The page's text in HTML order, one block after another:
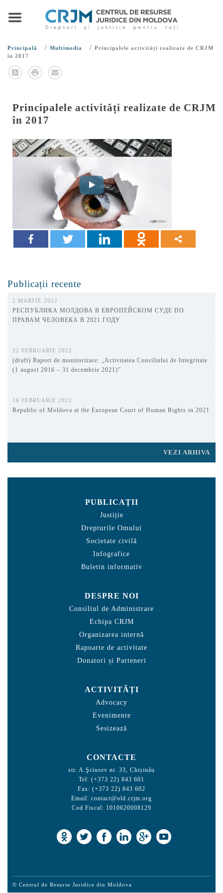
Principală / Multimedia / Principalele activități realizate de CRJM
în 2017
Principalele activități realizate de CRJM
în 2017
Publicații recente
2 MARTIE 2022
РЕСПУБЛИКА МОЛДОВА В ЕВРОПЕЙСКОМ СУДЕ ПО
ПРАВАМ ЧЕЛОВЕКА В 2021 ГОДУ
22 FEBRUARIE 2022
(draft) Raport de monitorizare: „Activitatea Consiliului de Integritate
(1 august 2016 – 31 decembrie 2021)”
16 FEBRUARIE 2022
Republic of Moldova at the European Court of Human Rights in 2021
VEZI ARHIVA
PUBLICAȚII
Justiție
Drepturile Omului
Societate civilă
Infografice
Buletin informativ
DESPRE NOI
Consiliul de Administrare
Echipa CRJM
Organizarea internă
Rapoarte de activitate
Donatori și Parteneri
ACTIVITĂȚI
Advocacy
Evenimente
Sesizează
CONTACTE
str. A.Şciusev nr. 33, Chișinău
Tel: (+373 22) 843 601
Fax: (+373 22) 843 602
Email: contact@old.crjm.org
Cod Fiscal: 1010620008129
© Centrul de Resurse Juridice din Moldova